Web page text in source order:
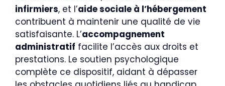
infirmiers, et l’aide sociale à l’hébergement
contribuent à maintenir une qualité de vie
satisfaisante. L’accompagnement
administratif facilite l’accès aux droits et
prestations. Le soutien psychologique
complète ce dispositif, aidant à dépasser